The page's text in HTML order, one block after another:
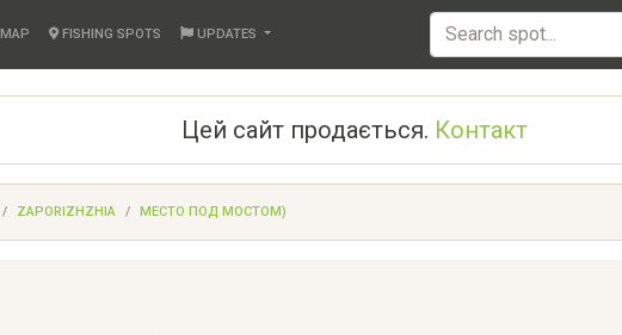
MAP FISHING SPOTS UPDATES
Цей сайт продається. Контакт
ZAPORIZHZHIA МЕСТО ПОД МОСТОМ)